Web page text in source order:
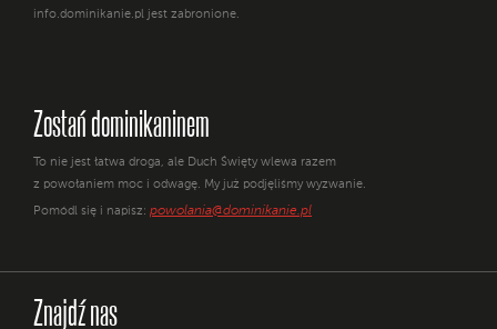
info.dominikanie.pl jest zabronione.
Zostań dominikaninem
To nie jest łatwa droga, ale Duch Święty wlewa razem
z powołaniem moc i odwagę. My już podjęliśmy wyzwanie.
Pomódl się i napisz: powolania@dominikanie.pl
Znajdź nas